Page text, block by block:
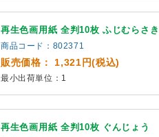
再生色画用紙 全判10枚 ふじむらさき
商品コード：802371
販売価格： 1,321円(税込)
最小出荷単位：1
再生色画用紙 全判10枚 ぐんじょう